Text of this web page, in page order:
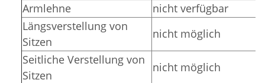
Armlehne
nicht verfügbar
Längsverstellung von
Sitzen
nicht möglich
Seitliche Verstellung von
Sitzen
nicht möglich